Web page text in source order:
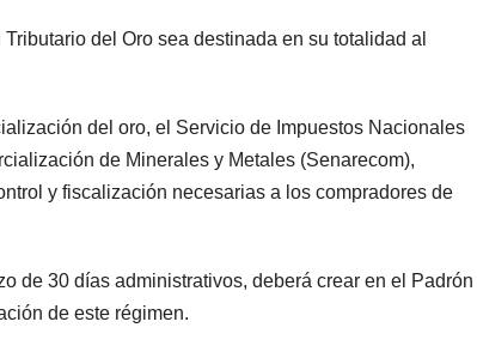
del Oro sea destinada en su totalidad al
del oro, el Servicio de Impuestos Nacionales
de Minerales y Metales (Senarecom),
y fiscalización necesarias a los compradores de
de 30 días administrativos, deberá crear en el Padrón
de este régimen.